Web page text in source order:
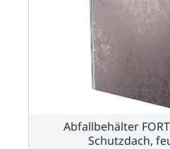
Abfallbehälter
Schutzdach,